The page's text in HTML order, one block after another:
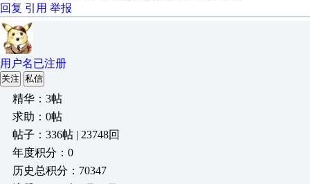
回复 引用 举报
用户名已注册
关注 私信
精华：3帖
求助：0帖
帖子：336帖 | 23748回
年度积分：0
历史总积分：70347